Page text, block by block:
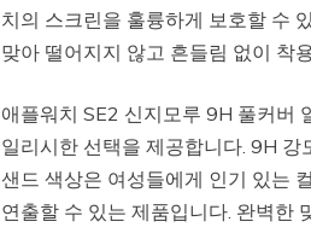
치의 스크린을 훌륭하게 보호할 수
맞아 떨어지지 않고 흔들림 없이 착
애플워치 SE2 신지모루 9H 풀커버
일리시한 선택을 제공합니다. 9H
샌드 색상은 여성들에게 인기 있는
연출할 수 있는 제품입니다. 완벽한